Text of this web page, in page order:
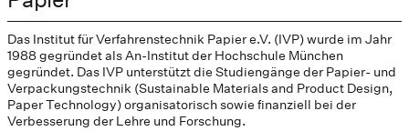
Das Institut für Verfahrenstechnik Papier e.V. (IVP) wurde im Jahr
1988 gegründet als An-Institut der Hochschule München
gegründet. Das IVP unterstützt die Studiengänge der Papier- und
Verpackungstechnik (Sustainable Materials and Product Design,
Paper Technology) organisatorisch sowie finanziell bei der
Verbesserung der Lehre und Forschung.